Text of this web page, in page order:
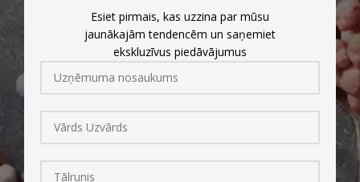
Esiet pirmais, kas uzzina par mūsu
jaunākajām tendencēm un saņemiet
ekskluzīvus piedāvājumus